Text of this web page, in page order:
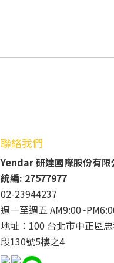
聯絡我們
Yendar 研達國際股份有限
統編: 27577977
02-23944237
週一至週五
地址：100 台北市中正區
段130號5樓之4